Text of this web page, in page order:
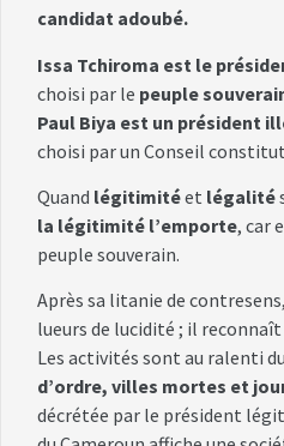
candidat adoubé.
Issa Tchiroma est le
choisi par le peuple
Paul Biya est un président
choisi par un Conseil
Quand légitimitéet légalité
la légitimité l’emporte, car
peuple souverain.
Après sa litanie de
lueurs de lucidité ; il reconnaît
Les activités sont au ralenti
d’ordre, villes mortes et
décrétée par le président